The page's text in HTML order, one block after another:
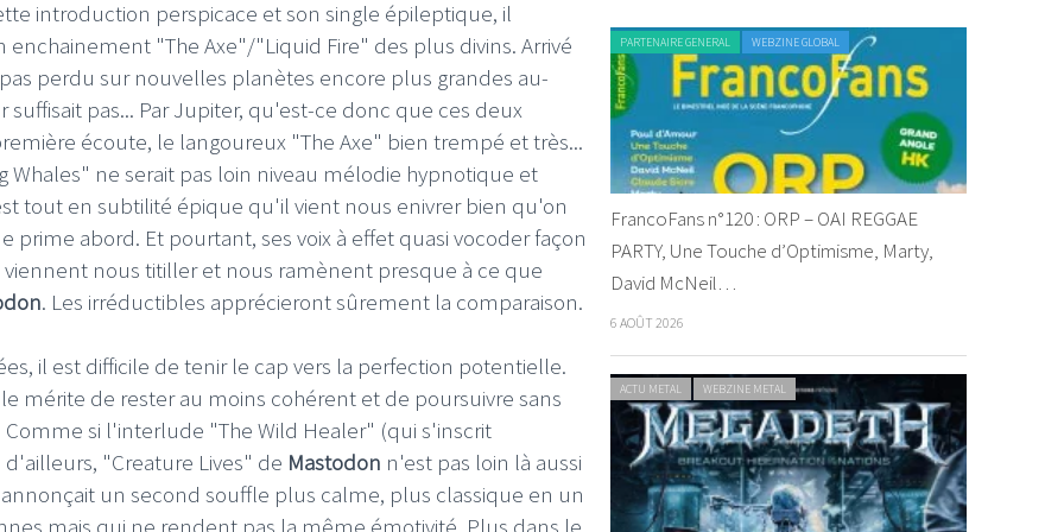
introduction perspicace et son single épileptique, il
"The Axe"/"Liquid Fire" des plus divins. Arrivé
perdu sur nouvelles planètes encore plus grandes au-
pas... Par Jupiter, qu'est-ce donc que ces deux
écoute, le langoureux "The Axe" bien trempé et très...
Whales" ne serait pas loin niveau mélodie hypnotique et
tout en subtilité épique qu'il vient nous enivrer bien qu'on
abord. Et pourtant, ses voix à effet quasi vocoder façon
nous titiller et nous ramènent presque à ce que
. Les irréductibles apprécieront sûrement la comparaison.
il est difficile de tenir le cap vers la perfection potentielle.
mérite de rester au moins cohérent et de poursuivre sans
si l'interlude "The Wild Healer" (qui s'inscrit
"Creature Lives" de Mastodon n'est pas loin là aussi
un second souffle plus calme, plus classique en un
mais qui ne rendent pas la même émotivité. Plus dans le
PARTENAIRE GENERAL WEBZINE GLOBAL
FrancoFans n°120 : ORP – OAI REGGAE
PARTY, Une Touche d’Optimisme, Marty,
David McNeil…
6 AOÛT 2026
ACTU METAL WEBZINE METAL